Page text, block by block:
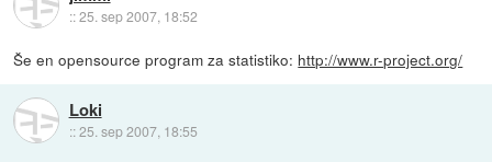
::25. sep 2007, 18:52
Še en opensource program za statistiko: http://www.r-project.org/
Loki
::25. sep 2007, 18:55